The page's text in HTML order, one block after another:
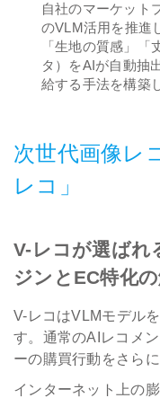
自社のマーケット
のVLM活用を推進
「生地の質感」
タ）をAIが自動抽
給する手法を構築
次世代画像レ
レコ」
V-レコが選ばれ
ジンとEC特化
V-レコはVLMモデル
す。通常のAIレコメ
ーの購買行動をさら
インターネット上の